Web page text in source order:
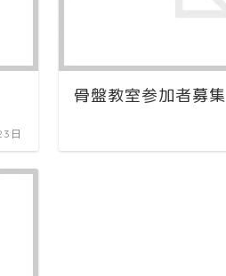
日
骨盤教室参加者募集